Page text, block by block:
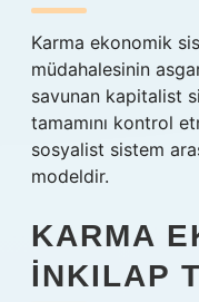
Karma ekonomik
müdahalesinin
savunan kapitalist
tamamını kontrol
sosyalist sistem
modeldir.
KARMA
INKILAP